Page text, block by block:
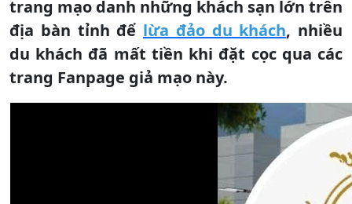
trang mạo danh những khách sạn lớn trên
địa bàn tỉnh để lừa đảo du khách, nhiều
du khách đã mất tiền khi đặt cọc qua các
trang Fanpage giả mạo này.